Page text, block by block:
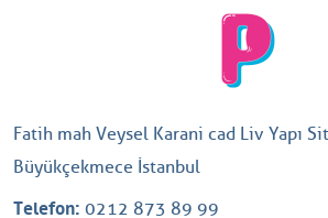
Fatih mah Veysel Karani cad Liv Yapı
Büyükçekmece İstanbul
Telefon: 0212 873 89 99